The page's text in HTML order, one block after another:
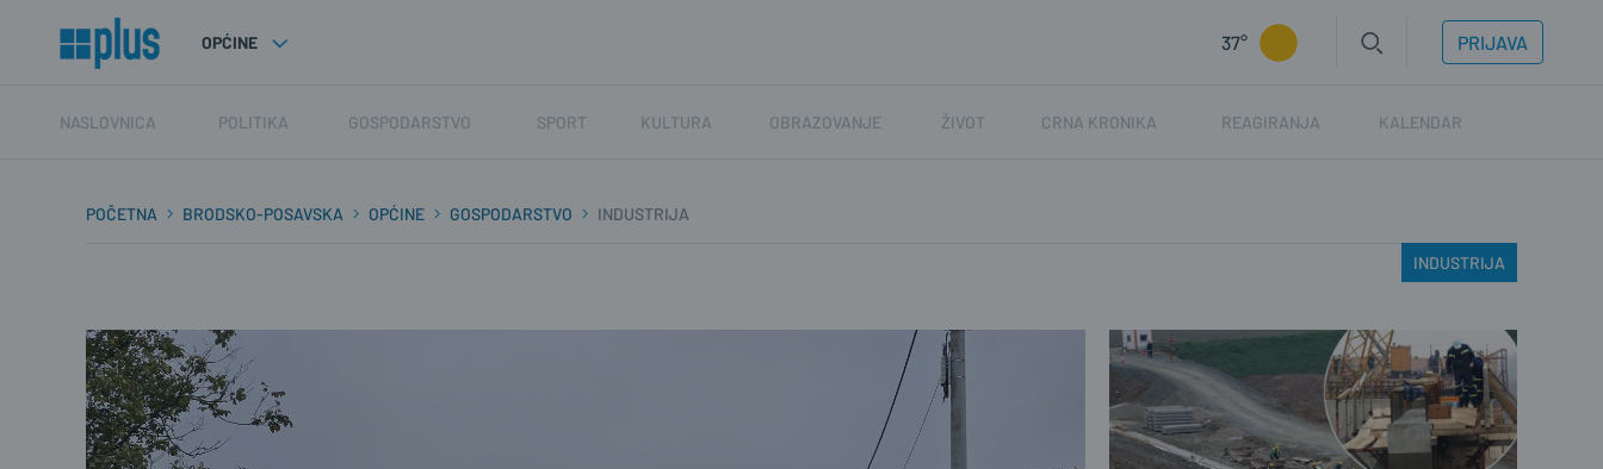
OPĆINE 37° PRIJAVA
NASLOVNICA POLITIKA GOSPODARSTVO SPORT KULTURA OBRAZOVANJE ŽIVOT CRNA KRONIKA REAGIRANJA KALENDAR
POČETNA BRODSKO-POSAVSKA OPĆINE GOSPODARSTVO INDUSTRIJA
INDUSTRIJA